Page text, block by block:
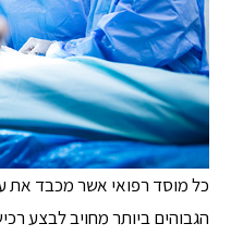
כל מוסד רפואי אשר מכבד את
הגבוהים ביותר מחויב לבצע